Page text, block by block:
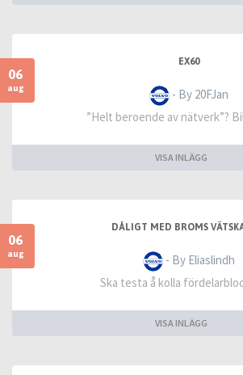
06
aug
EX60
- By 20FJan
”Helt beroende av nätverk”?
VISA INLÄGG
06
aug
DÅLIGT MED BROMS
- By Eliaslindh
Ska testa å kolla
VISA INLÄGG